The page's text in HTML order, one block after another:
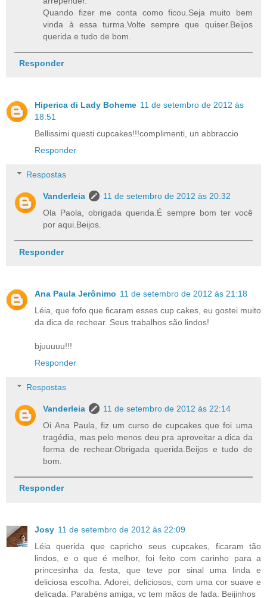
Quando fizer me conta como ficou.Seja muito bem
vinda à essa turma.Volte sempre que quiser.Beijos
querida e tudo de bom.
Responder
Hiperica di Lady Boheme 11 de setembro de 2012 às
18:51
Bellissimi questi cupcakes!!!complimenti, un abbraccio
Responder
Respostas
Vanderleia
11 de setembro de 2012 às 20:32
Ola Paola, obrigada querida.É sempre bom ter você
por aqui.Beijos.
Responder
Ana Paula Jerônimo 11 de setembro de 2012 às 21:18
Léia, que fofo que ficaram esses cup cakes, eu gostei muito
da dica de rechear. Seus trabalhos são lindos!
bjuuuuu!!!
Responder
Respostas
Vanderleia
11 de setembro de 2012 às 22:14
Oi Ana Paula, fiz um curso de cupcakes que foi uma
tragédia, mas pelo menos deu pra aproveitar a dica da
forma de rechear.Obrigada querida.Beijos e tudo de
bom.
Responder
Josy 11 de setembro de 2012 às 22:09
Léia querida que capricho seus cupcakes, ficaram tão
lindos, e o que é melhor, foi feito com carinho para a
princesinha da festa, que teve por sinal uma linda e
deliciosa escolha. Adorei, deliciosos, com uma cor suave e
delicada. Parabéns amiga, vc tem mãos de fada. Beijinhos